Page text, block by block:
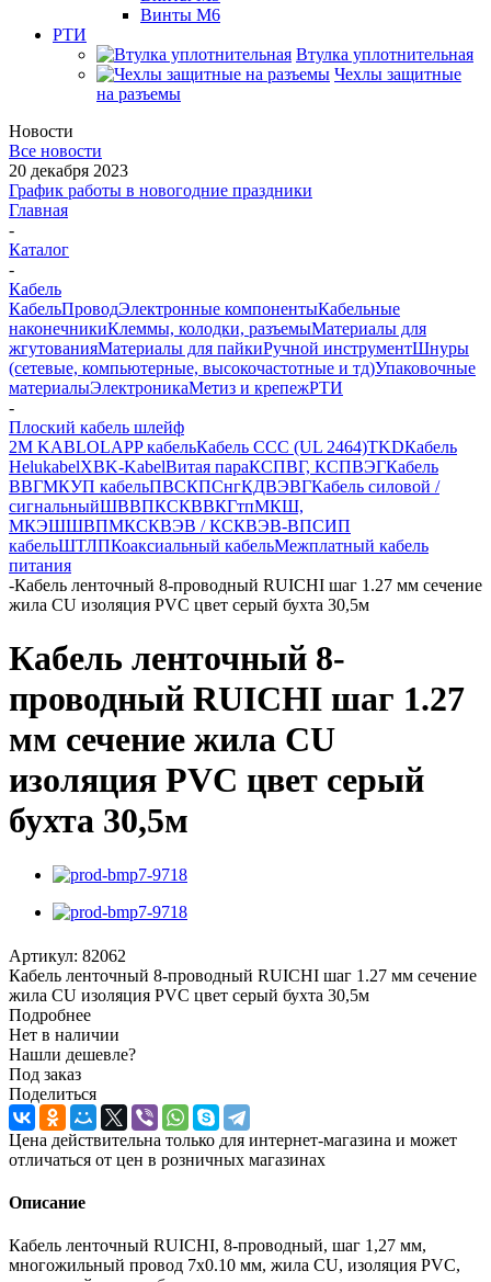
Винты М6
РТИ
Втулка уплотнительная
Чехлы защитные
на разъемы
Новости
Все новости
20 декабря 2023
График работы в новогодние праздники
Главная
-
Каталог
-
Кабель
КабельПроводЭлектронные компонентыКабельные
наконечникиКлеммы, колодки, разъемыМатериалы для
жгутованияМатериалы для пайкиРучной инструментШнуры
(сетевые, компьютерные, высокочастотные и тд)Упаковочные
материалыЭлектроникаМетиз и крепежРТИ
-
Плоский кабель шлейф
2M KABLOLAPP кабельКабель CCC (UL 2464)TKDКабель
HelukabelXBK-KabelВитая параКСПВГ, КСПВЭГКабель
ВВГМКУП кабельПВСКПСнгКДВЭВГКабель силовой /
сигнальныйШВВПКСКВВКГтпМКШ,
МКЭШШВПМКСКВЭВ / КСКВЭВ-ВПСИП
кабельШТЛПКоаксиальный кабельМежплатный кабель
питания
-Кабель ленточный 8-проводный RUICHI шаг 1.27 мм сечение
жила CU изоляция PVC цвет серый бухта 30,5м
Кабель ленточный 8-
проводный RUICHI шаг 1.27
мм сечение жила CU
изоляция PVC цвет серый
бухта 30,5м
Артикул: 82062
Кабель ленточный 8-проводный RUICHI шаг 1.27 мм сечение
жила CU изоляция PVC цвет серый бухта 30,5м
Подробнее
Нет в наличии
Нашли дешевле?
Под заказ
Поделиться
Цена действительна только для интернет-магазина и может
отличаться от цен в розничных магазинах
Описание
Кабель ленточный RUICHI, 8-проводный, шаг 1,27 мм,
многожильный провод 7х0.10 мм, жила CU, изоляция PVC,